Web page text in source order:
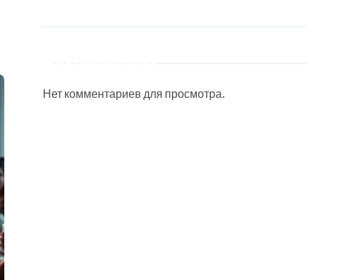
Нет комментариев для просмотра.